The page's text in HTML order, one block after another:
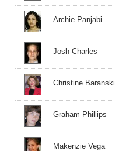
Archie Panjabi
Josh Charles
Christine Baranski
Graham Phillips
Makenzie Vega